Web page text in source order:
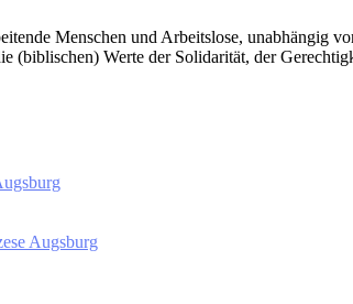
Menschen und Arbeitslose, unabhängig
Werte der Solidarität, der
Augsburg